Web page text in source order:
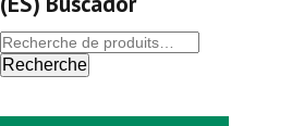
Recherche